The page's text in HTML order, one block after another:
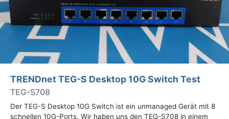
TRENDnet TEG-S Desktop 10G Switch Test
TEG-S708
Der TEG-S Desktop 10G Switch ist ein unmanaged Gerät mit 8
schnellen 10G-Ports. Wir haben uns den TEG-S708 in einem